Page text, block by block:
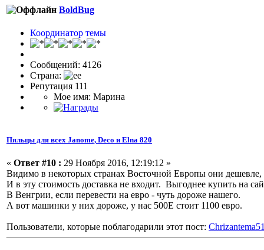
BoldBug
Координатор темы
Сообщений: 4126
Страна:
Репутация 111
Мое имя: Марина
Пяльцы для всех Janome, Deco и Elna 820
« Ответ #10 : 29 Ноября 2016, 12:19:12 »
Видимо в некоторых странах Восточной Европы они дешевле,
И в эту стоимость доставка не входит. Выгоднее купить на
В Венгрии, если перевести на евро - чуть дороже нашего.
А вот машинки у них дороже, у нас 500Е стоит 1100 евро.
Пользователи, которые поблагодарили этот пост: